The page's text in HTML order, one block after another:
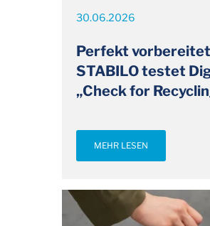
30.06.2026
Perfekt vorbereitet
STABILO testet
„Check for
MEHR LESEN